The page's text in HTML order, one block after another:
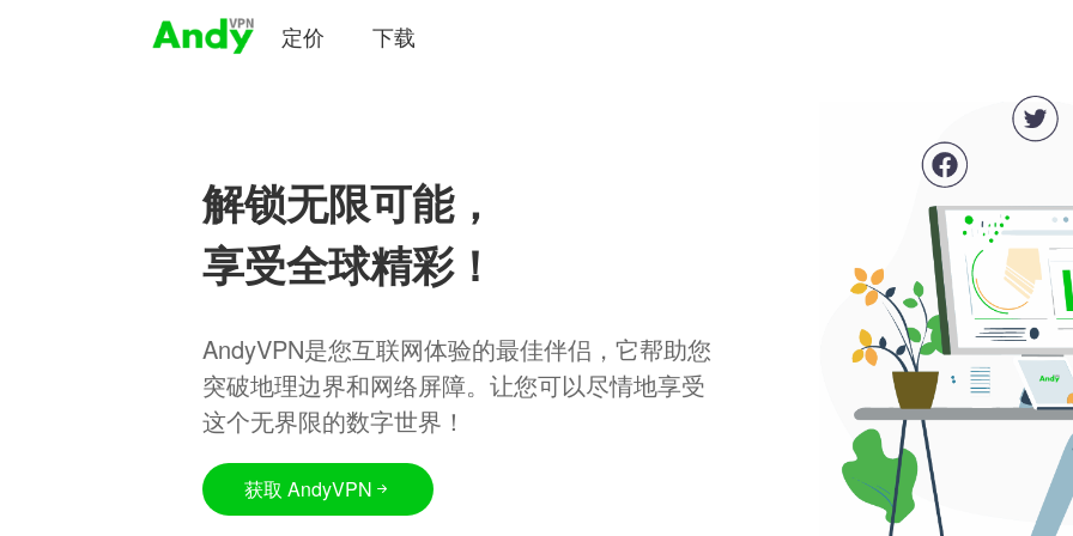
定价 下载
解锁无限可能，
享受全球精彩！
AndyVPN是您互联网体验的最佳伴侣，它帮助您
突破地理边界和网络屏障。让您可以尽情地享受
这个无界限的数字世界！
获取 AndyVPN